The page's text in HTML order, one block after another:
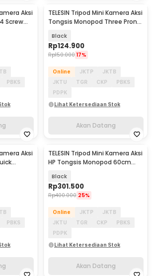
Aksi
Screw
PBKS
Akan Datang
TELESIN Tripod Mini Kamera Aksi
Tongsis Monopod Three Prong
Black
Rp124.900
Rp150.000 17%
Online JKTP
JKTB
JKTU
TGR CKP
PBKS
PDPK
Lihat Ketersediaan Stok
Akan Datang
Aksi
PBKS
Akan Datang
TELESIN Tripod Mini Kamera Aksi
HP Tongsis Monopod 60cm
Black
Rp301.500
Rp400.000 25%
Online JKTP
JKTB
JKTU
TGR CKP
PBKS
PDPK
Lihat Ketersediaan Stok
Akan Datang